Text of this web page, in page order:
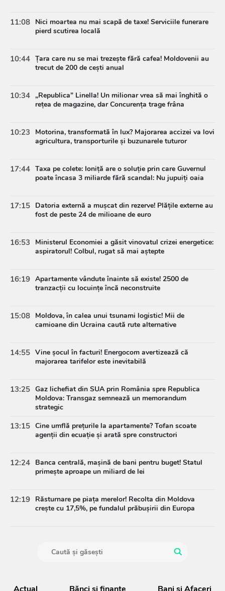
11:08 Nici moartea nu mai scapă de taxe! Serviciile funerare
pierd scutirea locală
10:44 Țara care nu se mai trezește fără cafea! Moldovenii au
trecut de 200 de cești anual
10:34 „Republica” Linella! Un milionar vrea să mai înghită o
rețea de magazine, dar Concurența trage frâna
10:23
Motorina, transformată în lux? Majorarea accizei va lovi
agricultura, transporturile și buzunarele tuturor
17:44 Taxa pe colete: Ioniță are o soluție prin care Guvernul
poate încasa 3 miliarde fără scandal: Nu jupuiți oaia
17:15 Datoria externă a mușcat din rezerve! Plățile externe au
fost de peste 24 de milioane de euro
16:53
Ministerul Economiei a găsit vinovatul crizei energetice:
aspiratorul! Colbul, rugat să mai aștepte
16:19 Apartamente vândute înainte să existe! 2500 de
tranzacții cu locuințe încă neconstruite
15:08 Moldova, în calea unui tsunami logistic! Mii de
camioane din Ucraina caută rute alternative
14:55 Vine șocul în facturi! Energocom avertizează că
majorarea tarifelor este inevitabilă
13:25 Gaz lichefiat din SUA prin România spre Republica
Moldova: Transgaz semnează un memorandum
strategic
13:15 Cine umflă prețurile la apartamente? Tofan scoate
agenții din ecuație și arată spre constructori
12:24 Banca centrală, mașină de bani pentru buget! Statul
primește aproape un miliard de lei
12:19 Răsturnare pe piața merelor! Recolta din Moldova
crește cu 17,5%, pe fundalul prăbușirii din Europa